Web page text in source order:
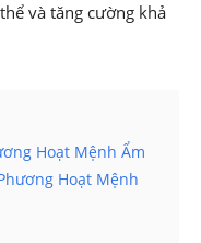
và tăng cường khả
Hoạt Mệnh Ẩm
Hoạt Mệnh